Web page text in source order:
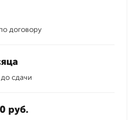
договору
сдачи
руб.